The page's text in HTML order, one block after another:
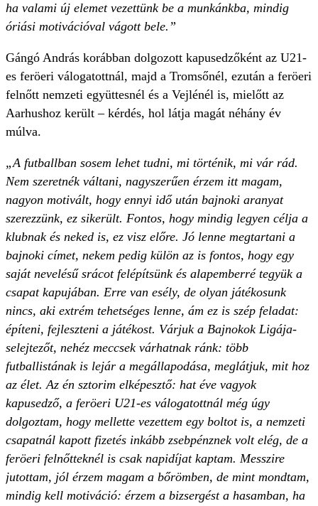
ha valami új elemet vezettünk be a munkánkba, mindig
óriási motivációval vágott bele.”
Gángó András korábban dolgozott kapusedzőként az U21-
es feröeri válogatottnál, majd a Tromsőnél, ezután a feröeri
felnőtt nemzeti együttesnél és a Vejlénél is, mielőtt az
Aarhushoz került – kérdés, hol látja magát néhány év
múlva.
„A futballban sosem lehet tudni, mi történik, mi vár rád.
Nem szeretnék váltani, nagyszerűen érzem itt magam,
nagyon motivált, hogy ennyi idő után bajnoki aranyat
szerezzünk, ez sikerült. Fontos, hogy mindig legyen célja a
klubnak és neked is, ez visz előre. Jó lenne megtartani a
bajnoki címet, nekem pedig külön az is fontos, hogy egy
saját nevelésű srácot felépítsünk és alapemberré tegyük a
csapat kapujában. Erre van esély, de olyan játékosunk
nincs, aki extrém tehetséges lenne, ám ez is szép feladat:
építeni, fejleszteni a játékost. Várjuk a Bajnokok Ligája-
selejtezőt, nehéz meccsek várhatnak ránk: több
futballistának is lejár a megállapodása, meglátjuk, mit hoz
az élet. Az én sztorim elképesztő: hat éve vagyok
kapusedző, a feröeri U21-es válogatottnál még úgy
dolgoztam, hogy mellette vezettem egy boltot is, a nemzeti
csapatnál kapott fizetés inkább zsebpénznek volt elég, de a
feröeri felnőtteknél is csak napidíjat kaptam. Messzire
jutottam, jól érzem magam a bőrömben, de mint mondtam,
mindig kell motiváció: érzem a bizsergést a hasamban, ha